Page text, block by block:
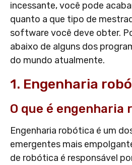
incessante, você pode
quanto a que tipo de
software você deve obter.
abaixo de alguns dos
do mundo atualmente.
1. Engenharia
O que é engenharia
Engenharia robótica é um
emergentes mais
de robótica é responsável